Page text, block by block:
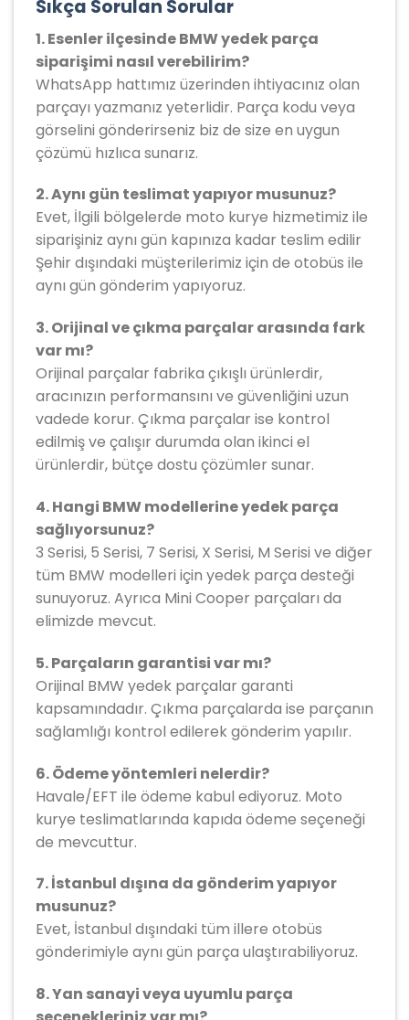
Sıkça Sorulan Sorular
1. Esenler ilçesinde BMW yedek parça
siparişimi nasıl verebilirim?
WhatsApp hattımız üzerinden ihtiyacınız olan
parçayı yazmanız yeterlidir. Parça kodu veya
görselini gönderirseniz biz de size en uygun
çözümü hızlıca sunarız.
2. Aynı gün teslimat yapıyor musunuz?
Evet, İlgili bölgelerde moto kurye hizmetimiz ile
siparişiniz aynı gün kapınıza kadar teslim edilir
Şehir dışındaki müşterilerimiz için de otobüs ile
aynı gün gönderim yapıyoruz.
3. Orijinal ve çıkma parçalar arasında fark
var mı?
Orijinal parçalar fabrika çıkışlı ürünlerdir,
aracınızın performansını ve güvenliğini uzun
vadede korur. Çıkma parçalar ise kontrol
edilmiş ve çalışır durumda olan ikinci el
ürünlerdir, bütçe dostu çözümler sunar.
4. Hangi BMW modellerine yedek parça
sağlıyorsunuz?
3 Serisi, 5 Serisi, 7 Serisi, X Serisi, M Serisi ve diğer
tüm BMW modelleri için yedek parça desteği
sunuyoruz. Ayrıca Mini Cooper parçaları da
elimizde mevcut.
5. Parçaların garantisi var mı?
Orijinal BMW yedek parçalar garanti
kapsamındadır. Çıkma parçalarda ise parçanın
sağlamlığı kontrol edilerek gönderim yapılır.
6. Ödeme yöntemleri nelerdir?
Havale/EFT ile ödeme kabul ediyoruz. Moto
kurye teslimatlarında kapıda ödeme seçeneği
de mevcuttur.
7. İstanbul dışına da gönderim yapıyor
musunuz?
Evet, İstanbul dışındaki tüm illere otobüs
gönderimiyle aynı gün parça ulaştırabiliyoruz.
8. Yan sanayi veya uyumlu parça